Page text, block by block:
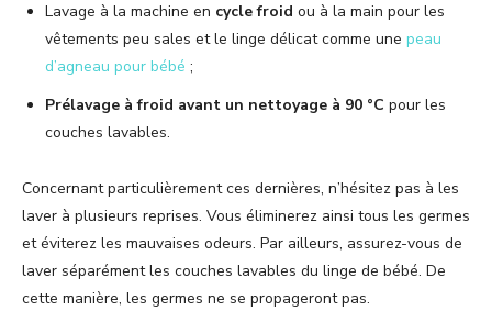
Lavage à la machine en cycle froid ou à la main pour les
vêtements peu sales et le linge délicat comme une peau
d’agneau pour bébé ;
Prélavage à froid avant un nettoyage à 90 °C pour les
couches lavables.
Concernant particulièrement ces dernières, n’hésitez pas à les
laver à plusieurs reprises. Vous éliminerez ainsi tous les germes
et éviterez les mauvaises odeurs. Par ailleurs, assurez-vous de
laver séparément les couches lavables du linge de bébé. De
cette manière, les germes ne se propageront pas.